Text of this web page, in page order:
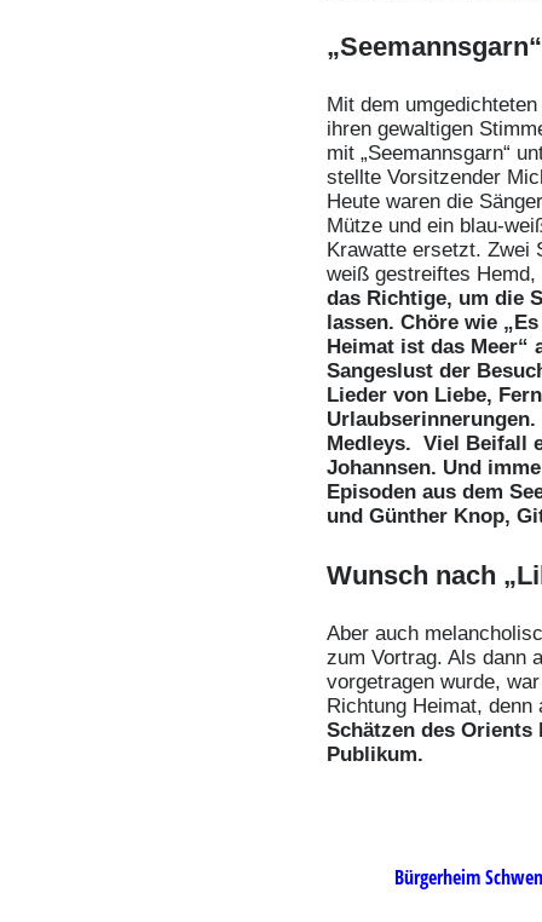
Mit dem
ihren gewaltigen
mit „Seemannsgarn“
stellte Vorsitzender
Heute waren die
Mütze und ein blau-
Krawatte ersetzt. Zwei
weiß gestreiftes
das Richtige, um die
lassen. Chöre wie
Heimat ist das
Sangeslust der
Lieder von Liebe,
Medleys. Viel Beifall
Johannsen. Und
Episoden aus dem
und Günther Knop,
Wunsch nach
Aber auch
zum Vortrag. Als dann
vorgetragen wurde,
Richtung Heimat,
Schätzen des Orients
Publikum.
Bürgerheim